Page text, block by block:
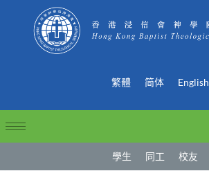
繁體 简体 English
學生 同工 校友